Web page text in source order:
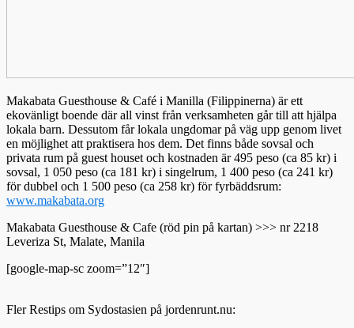
Makabata Guesthouse & Café i Manilla (Filippinerna) är ett
ekovänligt boende där all vinst från verksamheten går till att hjälpa
lokala barn. Dessutom får lokala ungdomar på väg upp genom livet
en möjlighet att praktisera hos dem. Det finns både sovsal och
privata rum på guest houset och kostnaden är 495 peso (ca 85 kr) i
sovsal, 1 050 peso (ca 181 kr) i singelrum, 1 400 peso (ca 241 kr)
för dubbel och 1 500 peso (ca 258 kr) för fyrbäddsrum:
www.makabata.org
Makabata Guesthouse & Cafe (röd pin på kartan) >>> nr 2218
Leveriza St, Malate, Manila
[google-map-sc zoom=”12″]
Fler Restips om Sydostasien på jordenrunt.nu: